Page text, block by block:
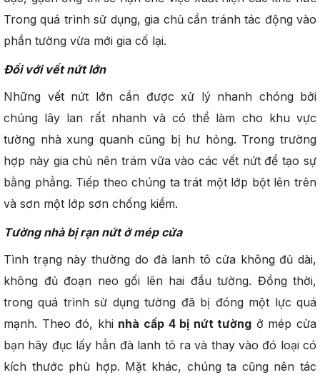
Trong quá trình sử dụng, gia chủ cần tránh tác động vào
phần tường vừa mới gia cố lại.
Đối với vết nứt lớn
Những vết nứt lớn cần được xử lý nhanh chóng bởi
chúng lây lan rất nhanh và có thể làm cho khu vực
tường nhà xung quanh cũng bị hư hỏng. Trong trường
hợp này gia chủ nên trám vữa vào các vết nứt để tạo sự
bằng phẳng. Tiếp theo chúng ta trát một lớp bột lên trên
và sơn một lớp sơn chống kiềm.
Tường nhà bị rạn nứt ở mép cửa
Tình trạng này thường do đà lanh tô cửa không đủ dài,
không đủ đoạn neo gối lên hai đầu tường. Đồng thời,
trong quá trình sử dụng tường đã bị đóng một lực quá
mạnh. Theo đó, khi nhà cấp 4 bị nứt tường ở mép cửa
bạn hãy đục lấy hẳn đà lanh tô ra và thay vào đó loại có
kích thước phù hợp. Mặt khác, chúng ta cũng nên tác